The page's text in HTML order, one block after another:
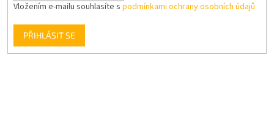
Vložením e-mailu souhlasíte s podmínkami ochrany osobních údajů
PŘIHLÁSIT SE